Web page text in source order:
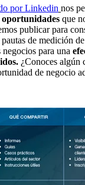
por Linkedin nos
oportunidades que
publicar para
de medición
para una
¿Conoces algún
de negocio